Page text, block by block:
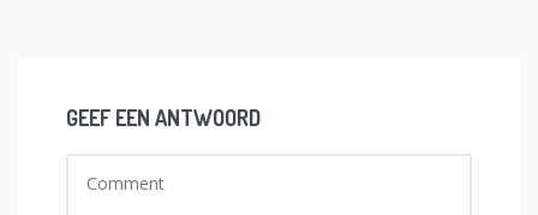
GEEF EEN ANTWOORD